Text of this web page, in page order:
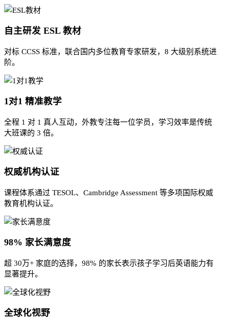
自主研发 ESL 教材
对标 CCSS 标准，联合国内多位教育专家研发，8 大级别系统进
阶。
1对1 精准教学
全程 1 对 1 真人互动，外教专注每一位学员，学习效率是传统
大班课的 3 倍。
权威机构认证
课程体系通过 TESOL、Cambridge Assessment 等多项国际权威
教育机构认证。
98% 家长满意度
超 30万+ 家庭的选择，98% 的家长表示孩子学习后英语能力有
显著提升。
全球化视野